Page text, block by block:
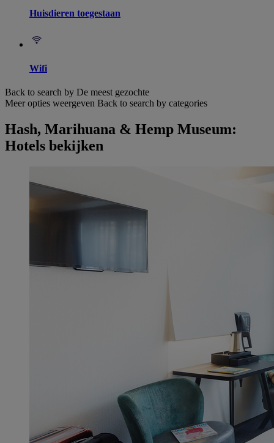
Huisdieren toegestaan
Wifi
Back to search by De meest gezochte
Meer opties weergeven Back to search by categories
Hash, Marihuana & Hemp Museum:
Hotels bekijken